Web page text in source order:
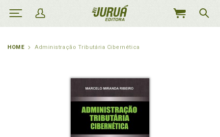
MEU
HOME Administração Tributária Cibernética